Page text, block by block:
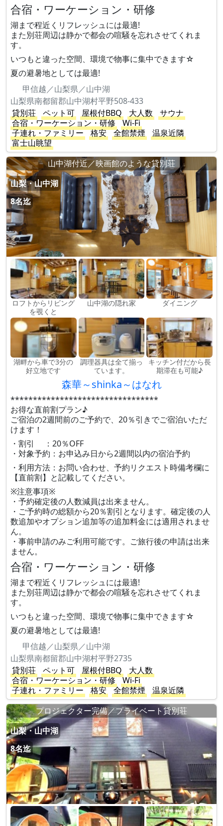
合宿・ワーケーション・研修
湖まで程近くリフレッシュには最適!
また別荘周辺は静かで都会の喧騒を忘れさせてくれま
す。
いつもと違った空間、環境で物事に集中できます☆
夏の避暑地としては最適!
甲信越／山梨県／山中湖
山梨県南都留郡山中湖村平野508-433
貸別荘
ペット可 屋根付BBQ 大人数
サウナ
合宿・ワーケーション・研修
Wi-Fi
子連れ・ファミリー
格安 全館禁煙
温泉近隣
富士山眺望
山中湖付近／映画館のような貸別荘
山梨・山中湖
8名迄
ロフトからリビング
を覗くと
山中湖の隠れ家 ダイニング
湖畔から車で3分の
好立地です
調理器具は全て揃っ
ています。
キッチン付だから長
期滞在も可能♪
森華～shinka～はなれ
*********************************
お得な直前割プラン♪
ご宿泊の2週間前のご予約で、20％引きでご宿泊いただ
けます！
・割引 ：20％OFF
・対象予約：お申込み日から2週間以内の宿泊予約
・利用方法：お問い合わせ、予約リクエスト時備考欄に
【直前割】と記載してください。
※注意事項※
・予約確定後の人数減員は出来ません。
・ご予約時の総額から20％割引となります。確定後の人
数追加やオプション追加等の追加料金には適用されませ
ん。
・事前申請のみご利用可能です。ご旅行後の申請は出来
ません。
合宿・ワーケーション・研修
湖まで程近くリフレッシュには最適!
また別荘周辺は静かで都会の喧騒を忘れさせてくれま
す。
いつもと違った空間、環境で物事に集中できます☆
夏の避暑地としては最適!
甲信越／山梨県／山中湖
山梨県南都留郡山中湖村平野2735
貸別荘
ペット可 屋根付BBQ
大人数
合宿・ワーケーション・研修
Wi-Fi
子連れ・ファミリー
格安 全館禁煙
温泉近隣
プロジェクター完備／プライベート貸別荘
山梨・山中湖
8名迄